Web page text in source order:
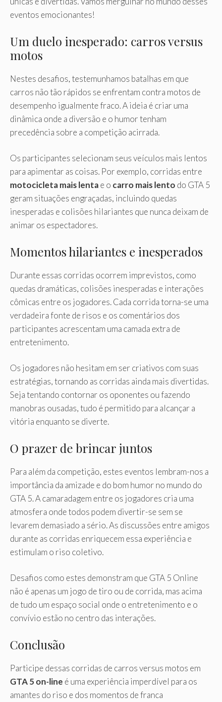
eventos emocionantes!
Um duelo inesperado: carros versus
motos
Nestes desafios, testemunhamos batalhas em que
carros não tão rápidos se enfrentam contra motos de
desempenho igualmente fraco. A ideia é criar uma
dinâmica onde a diversão e o humor tenham
precedência sobre a competição acirrada.
Os participantes selecionam seus veículos mais lentos
para apimentar as coisas. Por exemplo, corridas entre
motocicleta mais lentae o carro mais lento do GTA 5
geram situações engraçadas, incluindo quedas
inesperadas e colisões hilariantes que nunca deixam de
animar os espectadores.
Momentos hilariantes e inesperados
Durante essas corridas ocorrem imprevistos, como
quedas dramáticas, colisões inesperadas e interações
cômicas entre os jogadores. Cada corrida torna-se uma
verdadeira fonte de risos e os comentários dos
participantes acrescentam uma camada extra de
entretenimento.
Os jogadores não hesitam em ser criativos com suas
estratégias, tornando as corridas ainda mais divertidas.
Seja tentando contornar os oponentes ou fazendo
manobras ousadas, tudo é permitido para alcançar a
vitória enquanto se diverte.
O prazer de brincar juntos
Para além da competição, estes eventos lembram-nos a
importância da amizade e do bom humor no mundo do
GTA 5. A camaradagem entre os jogadores cria uma
atmosfera onde todos podem divertir-se sem se
levarem demasiado a sério. As discussões entre amigos
durante as corridas enriquecem essa experiência e
estimulam o riso coletivo.
Desafios como estes demonstram que GTA 5 Online
não é apenas um jogo de tiro ou de corrida, mas acima
de tudo um espaço social onde o entretenimento e o
convívio estão no centro das interações.
Conclusão
Participe dessas corridas de carros versus motos em
GTA 5 on-line é uma experiência imperdível para os
amantes do riso e dos momentos de franca